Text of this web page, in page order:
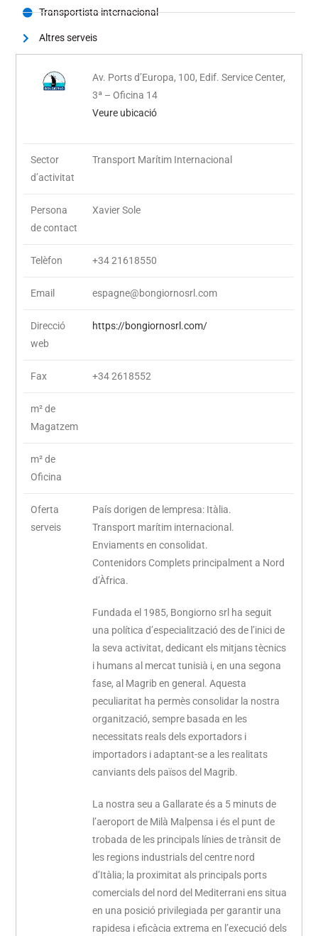
Transportista internacional
Altres serveis
Av. Ports d’Europa, 100, Edif. Service Center,
3ª – Oficina 14
Veure ubicació
Sector
d’activitat
Transport Marítim Internacional
Persona
de contact
Xavier Sole
Telèfon +34 21618550
Email espagne@bongiornosrl.com
Direcció
web
https://bongiornosrl.com/
Fax +34 2618552
m² de
Magatzem
m² de
Oficina
Oferta
serveis
País dorigen de lempresa: Itàlia.
Transport marítim internacional.
Enviaments en consolidat.
Contenidors Complets principalment a Nord
d’Àfrica.
Fundada el 1985, Bongiorno srl ha seguit
una política d’especialització des de l’inici de
la seva activitat, dedicant els mitjans tècnics
i humans al mercat tunisià i, en una segona
fase, al Magrib en general. Aquesta
peculiaritat ha permès consolidar la nostra
organització, sempre basada en les
necessitats reals dels exportadors i
importadors i adaptant-se a les realitats
canviants dels països del Magrib.
La nostra seu a Gallarate és a 5 minuts de
l’aeroport de Milà Malpensa i és el punt de
trobada de les principals línies de trànsit de
les regions industrials del centre nord
d’Itàlia; la proximitat als principals ports
comercials del nord del Mediterrani ens situa
en una posició privilegiada per garantir una
rapidesa i eficàcia extrema en l’execució dels